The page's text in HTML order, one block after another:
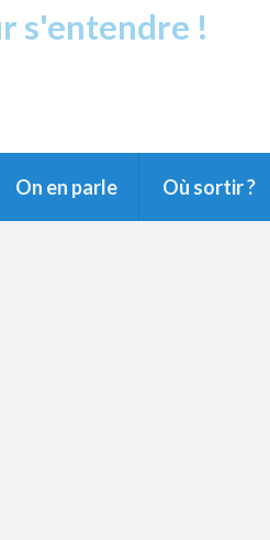
s'entendre !
On en parle Où sortir ?